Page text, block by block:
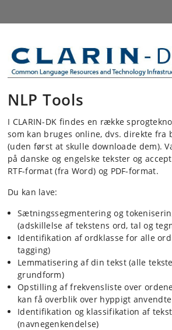
NLP Tools
I CLARIN-DK findes en række
som kan bruges online, dvs. direkte
(uden først at skulle downloade dem).
på danske og engelske tekster og
RTF-format (fra Word) og PDF-format.
Du kan lave:
Sætningssegmentering og
(adskillelse af tekstens ord, tal og
Identifikation af ordklasse for alle ord
tagging)
Lemmatisering af din tekst (alle
grundform)
Opstilling af frekvensliste over
kan få overblik over hyppigt
Identifikation og klassifikation af
(navnegenkendelse)